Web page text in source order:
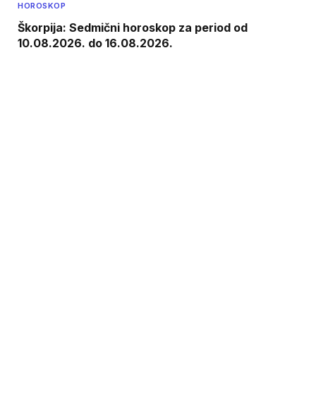
HOROSKOP
Škorpija: Sedmični horoskop za period od
10.08.2026. do 16.08.2026.